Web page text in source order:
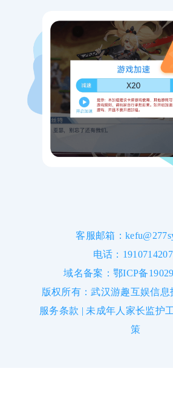
客服邮箱：
电话：
域名备案：鄂ICP备
版权所有：武汉游趣互娱信息
服务条款 | 未成年人家长监护
策